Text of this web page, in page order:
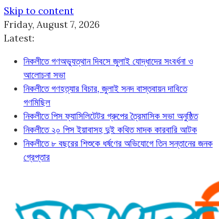
Skip to content
Friday, August 7, 2026
Latest:
নিকলীতে গণঅভ্যুত্থান দিবসে জুলাই যোদ্ধাদের সংবর্ধনা ও
আলোচনা সভা
নিকলীতে গণহত্যার বিচার, জুলাই সনদ বাস্তবায়ন দাবিতে
গণমিছিল
নিকলীতে পিস ফ্যাসিলিটেটর গ্রুপের ত্রৈমাসিক সভা অনুষ্ঠিত
নিকলীতে ২০ পিস ইয়াবাসহ দুই কথিত মাদক কারবারি আটক
নিকলীতে ৮ বছরের শিশুকে ধর্ষণের অভিযোগে তিন সন্তানের জনক
গ্রেপ্তার